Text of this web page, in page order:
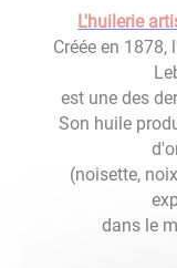
L'huilerie
Créée en
est une des
Son huile
(noisette,
dans le